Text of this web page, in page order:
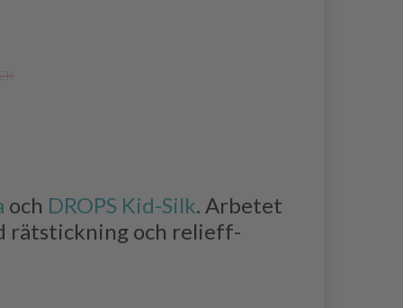
och DROPS Kid-Silk. Arbetet
rätstickning och relieff-